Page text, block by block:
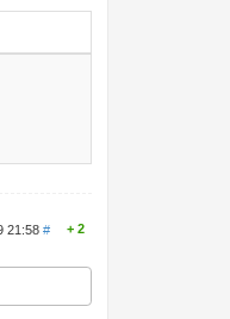
21:58# 2